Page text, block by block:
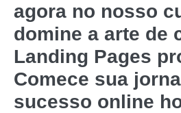
agora no nosso
domine a arte de
Landing Pages
Comece sua
sucesso online